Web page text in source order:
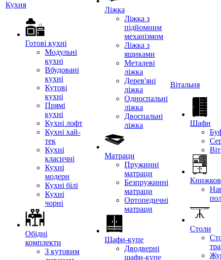
Кухня
Готові кухні
Модульні
кухні
Вбудовані
кухні
Кутові
кухні
Прямі
кухні
Кухні лофт
Кухні хай-
тек
Кухні
класичні
Кухні
модерн
Кухні білі
Кухні
чорні
Обідні
комплекти
З кутовим
Ліжка
Ліжка з
підйомним
механізмом
Ліжка з
ящиками
Металеві
ліжка
Дерев'яні
ліжка
Односпальні
ліжка
Двоспальні
ліжка
Матраци
Пружинні
матраци
Безпружинні
матраци
Ортопедичні
матраци
Шафи-купе
Дводверні
шафи-купе
Вітальня
Шафи
Столи